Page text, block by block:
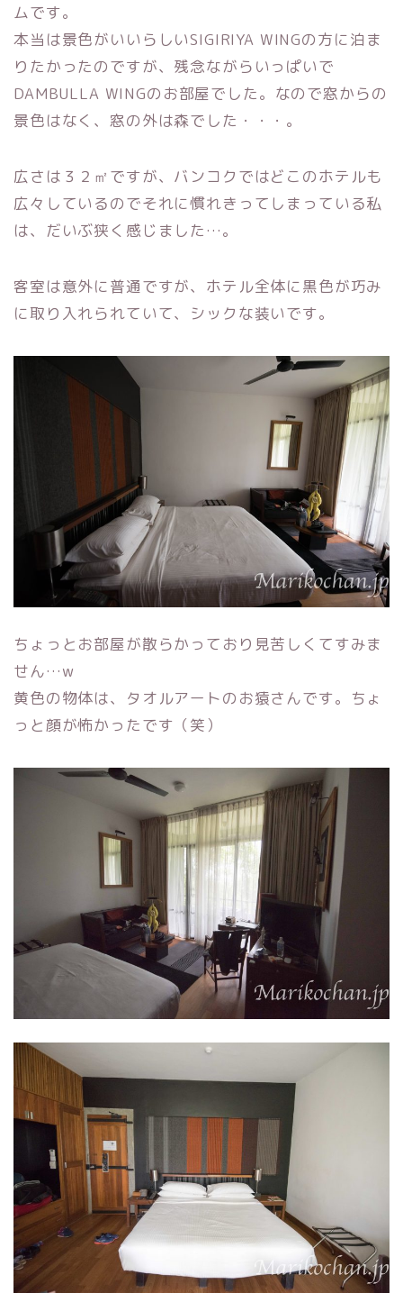
ムです。
本当は景色がいいらしいSIGIRIYA WINGの方に泊ま
りたかったのですが、残念ながらいっぱいで
DAMBULLA WINGのお部屋でした。なので窓からの
景色はなく、窓の外は森でした・・・。
広さは３２㎡ですが、バンコクではどこのホテルも
広々しているのでそれに慣れきってしまっている私
は、だいぶ狭く感じました…。
客室は意外に普通ですが、ホテル全体に黒色が巧み
に取り入れられていて、シックな装いです。
ちょっとお部屋が散らかっており見苦しくてすみま
せん…w
黄色の物体は、タオルアートのお猿さんです。ちょ
っと顔が怖かったです（笑）